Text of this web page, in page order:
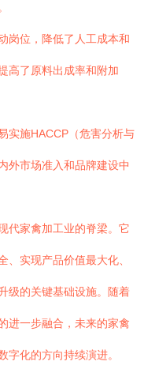
岗位，降低了人工成本和
高了原料出成率和附加
实施HACCP（危害分析与
外市场准入和品牌建设中
代家禽加工业的脊梁。它
实现产品价值最大化、
级的关键基础设施。随着
进一步融合，未来的家禽
字化的方向持续演进。